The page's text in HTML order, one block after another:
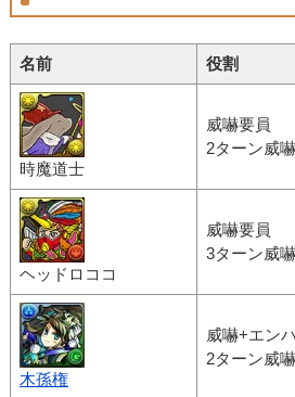
名前 役割
時魔道士
威嚇要員
2ターン威嚇
ヘッドロココ
威嚇要員
3ターン威嚇
木孫権
威嚇+エン
2ターン威